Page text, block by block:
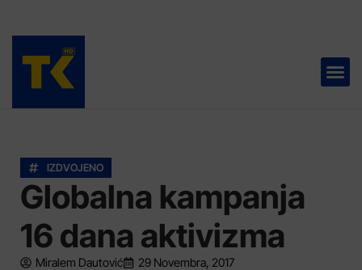
IZDVOJENO
Globalna kampanja
16 dana aktivizma
Miralem Dautović 29 Novembra, 2017